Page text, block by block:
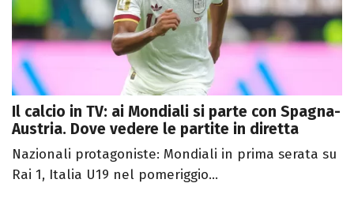
Il calcio in TV: ai Mondiali si parte con Spagna-
Austria. Dove vedere le partite in diretta
Nazionali protagoniste: Mondiali in prima serata su
Rai 1, Italia U19 nel pomeriggio...